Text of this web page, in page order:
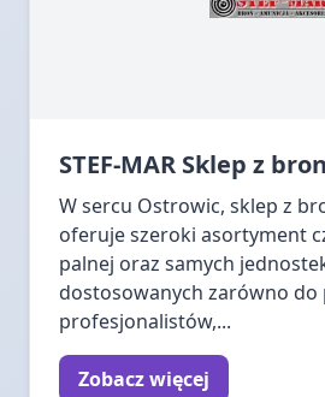
STEF-MAR Sklep z
W sercu Ostrowic, sklep z
oferuje szeroki asortyment
palnej oraz samych
dostosowanych zarówno do
profesjonalistów,...
Zobacz więcej